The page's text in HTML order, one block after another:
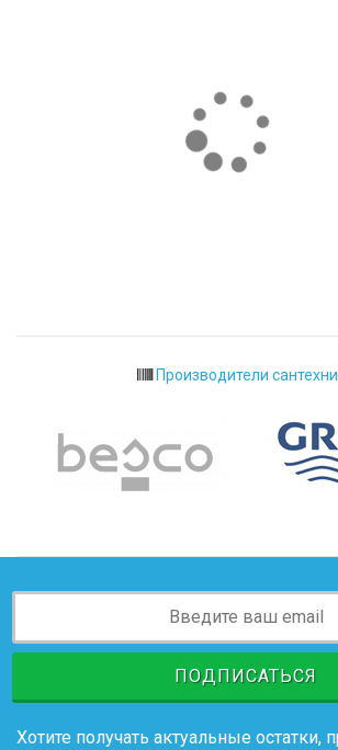
Производители
ПОДПИСАТЬСЯ
Хотите получать актуальные остатки,